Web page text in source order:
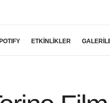
ETKİNLİKLER